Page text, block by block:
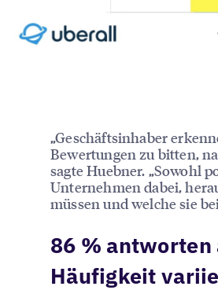
„Geschäftsinhaber
Bewertungen zu bitten,
sagte Huebner. „Sowohl
Unternehmen dabei,
müssen und welche sie
86 % antworten
Häufigkeit